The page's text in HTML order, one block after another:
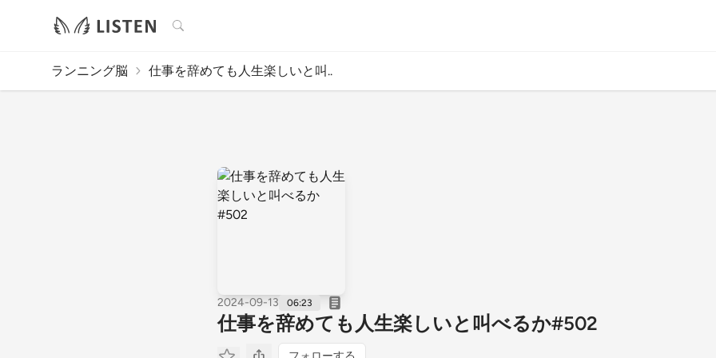
検索
ランニング脳 仕事を辞めても人生楽しいと叫..
2024-09-13 06:23
仕事を辞めても人生楽しいと叫べるか#502